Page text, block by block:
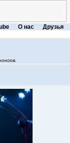
О нас Друзья